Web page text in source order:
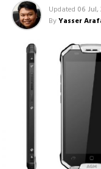
Updated 06 Jul,
ByYasser